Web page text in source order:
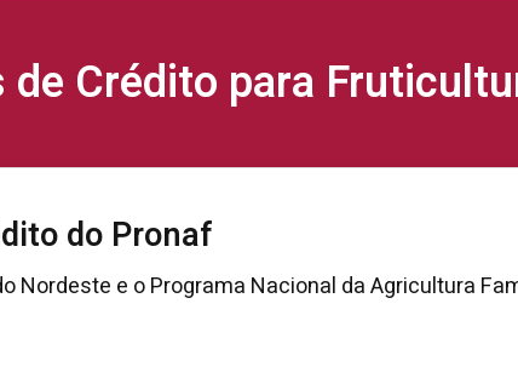
de Crédito para
do Pronaf
Nordeste e o Programa Nacional da Agricultura